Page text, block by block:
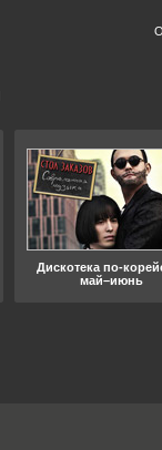
Дискотека по-
май–июнь